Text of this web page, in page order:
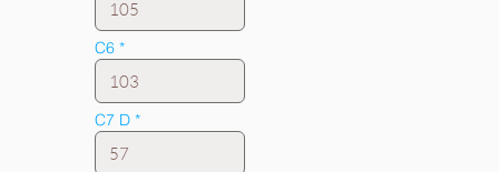
C6
C7 D